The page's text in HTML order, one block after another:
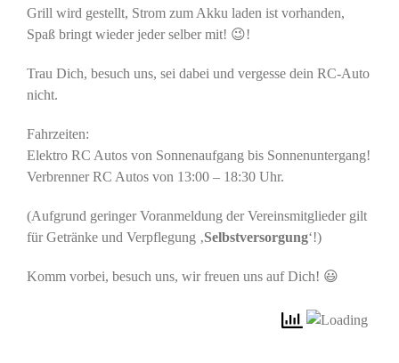
Grill wird gestellt, Strom zum Akku laden ist vorhanden,
Spaß bringt wieder jeder selber mit! 😉!
Trau Dich, besuch uns, sei dabei und vergesse dein RC-Auto
nicht.
Fahrzeiten:
Elektro RC Autos von Sonnenaufgang bis Sonnenuntergang!
Verbrenner RC Autos von 13:00 – 18:30 Uhr.
(Aufgrund geringer Voranmeldung der Vereinsmitglieder gilt
für Getränke und Verpflegung ‚Selbstversorgung‘!)
Komm vorbei, besuch uns, wir freuen uns auf Dich! 😃